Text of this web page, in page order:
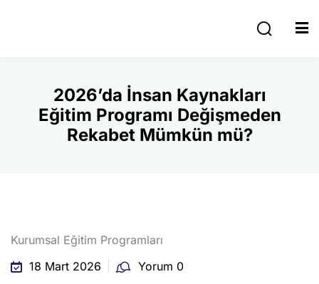
Sektörel
2026’da İnsan Kaynakları
Eğitim Programı Değişmeden
Rekabet Mümkün mü?
Kurumsal Eğitim Programları
18 Mart 2026
Yorum 0
Hesabınız yok mu? Kaydolmak
Beni hatırla